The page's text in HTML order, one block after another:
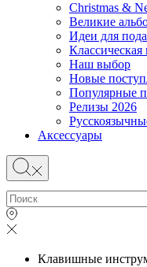
Christmas &
Великие
Идеи для
Классическая
Наш выбор
Новые
Популярные
Релизы 2026
Аксессуары
Клавишные